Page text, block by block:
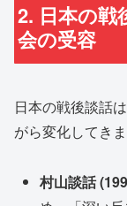
2. 日本の戦
会の受容
日本の戦後談話
がら変化してきま
村山談話